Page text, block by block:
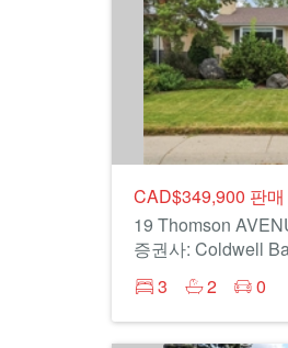
CAD$349,900 판매
19 Thomson
증권사: Coldwell
3
2 0